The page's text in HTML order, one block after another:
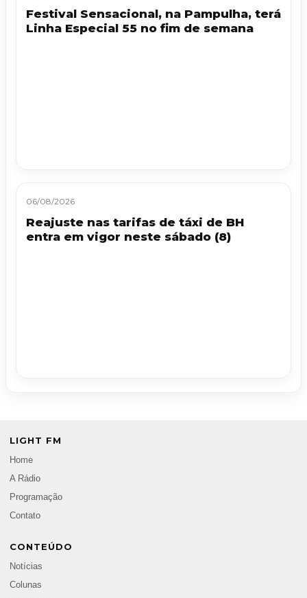
Festival Sensacional, na Pampulha, terá
Linha Especial 55 no fim de semana
06/08/2026
Reajuste nas tarifas de táxi de BH
entra em vigor neste sábado (8)
LIGHT FM
Home
A Rádio
Programação
Contato
CONTEÚDO
Notícias
Colunas